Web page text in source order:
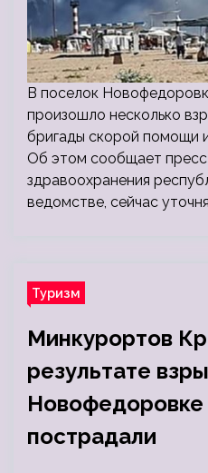
В поселок
произошло несколько
бригады скорой помощи
Об этом сообщает
здравоохранения
ведомстве, сейчас
Туризм
Минкурортов
результате
Новофедоровке
пострадали